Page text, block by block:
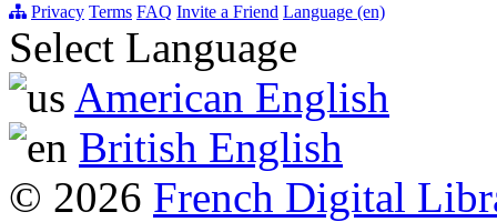
Privacy Terms FAQ Invite a Friend Language (en)
Select Language
American English
British English
© 2026 French Digital